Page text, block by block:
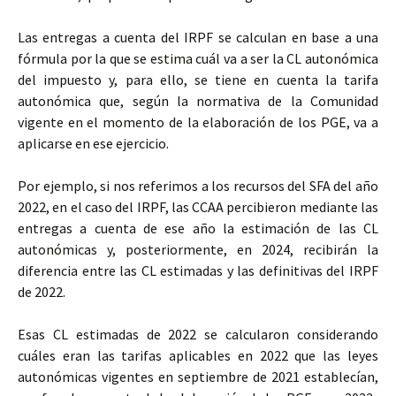
Las entregas a cuenta del IRPF se calculan en base a una
fórmula por la que se estima cuál va a ser la CL autonómica
del impuesto y, para ello, se tiene en cuenta la tarifa
autonómica que, según la normativa de la Comunidad
vigente en el momento de la elaboración de los PGE, va a
aplicarse en ese ejercicio.
Por ejemplo, si nos referimos a los recursos del SFA del año
2022, en el caso del IRPF, las CCAA percibieron mediante las
entregas a cuenta de ese año la estimación de las CL
autonómicas y, posteriormente, en 2024, recibirán la
diferencia entre las CL estimadas y las definitivas del IRPF
de 2022.
Esas CL estimadas de 2022 se calcularon considerando
cuáles eran las tarifas aplicables en 2022 que las leyes
autonómicas vigentes en septiembre de 2021 establecían,